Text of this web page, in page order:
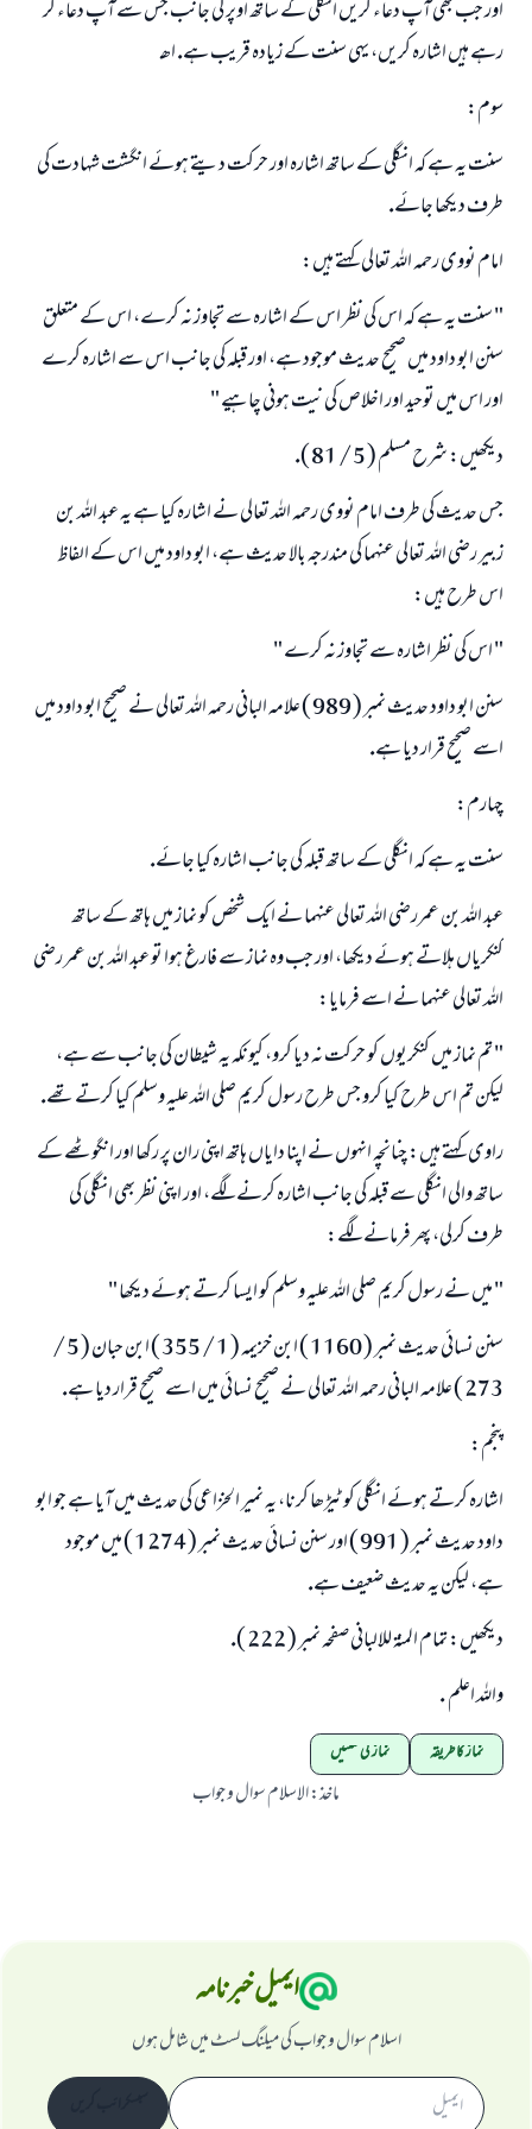
اور جب بھى آپ دعاء كريں انگلى كے ساتھ اوپر كى جانب جس سے آپ دعاء كر
رہے ہيں اشارہ كريں، يہى سنت كے زيادہ قريب ہے. اھـ
سوم:
سنت يہ ہے كہ انگلى كے ساتھ اشارہ اور حركت ديتے ہوئے انگشت شہادت كى
طرف ديكھا جائے.
امام نووى رحمہ اللہ تعالى كہتے ہيں:
" سنت يہ ہے كہ اس كى نظر اس كے اشارہ سے تجاوز نہ كرے، اس كے متعلق
سنن ابو داود ميں صحيح حديث موجود ہے، اور قبلہ كى جانب اس سے اشارہ كرے
اور اس ميں توحيد اور اخلاص كى نيت ہونى چاہيے "
ديكھيں: شرح مسلم ( 5 / 81 ).
جس حديث كى طرف امام نووى رحمہ اللہ تعالى نے اشارہ كيا ہے يہ عبد اللہ بن
زبير رضى اللہ تعالى عنہما كى مندرجہ بالا حديث ہے، ابو داود ميں اس كے الفاظ
اس طرح ہيں:
" اس كى نظر اشارہ سے تجاوز نہ كرے "
سنن ابو داود حديث نمبر ( 989 ) علامہ البانى رحمہ اللہ تعالى نے صحيح ابو داود ميں
اسے صحيح قرار ديا ہے.
چہارم:
سنت يہ ہے كہ انگلى كے ساتھ قبلہ كى جانب اشارہ كيا جائے.
عبد اللہ بن عمررضى اللہ تعالى عنہما نے ايك شخص كو نماز ميں ہاتھ كے ساتھ
كنكرياں ہلاتے ہوئے ديكھا، اور جب وہ نماز سے فارغ ہوا تو عبد اللہ بن عمر رضى
اللہ تعالى عنہما نے اسے فرمايا:
" تم نماز ميں كنكريوں كو حركت نہ ديا كرو، كيونكہ يہ شيطان كى جانب سے ہے،
ليكن تم اس طرح كيا كرو جس طرح رسول كريم صلى اللہ عليہ وسلم كيا كرتے تھے.
راوى كہتے ہيں: چنانچہ انہوں نے اپنا داياں ہاتھ اپنى ران پر ركھا اور انگوٹھے كے
ساتھ والى انگلى سے قبلہ كى جانب اشارہ كرنے لگے، اور اپنى نظر بھى انگلى كى
طرف كرلى، پھر فرمانے لگے:
" ميں نے رسول كريم صلى اللہ عليہ وسلم كو ايسا كرتے ہوئے ديكھا "
سنن نسائى حديث نمبر ( 1160 ) ابن خزيمہ ( 1 / 355 ) ابن حبان ( 5 /
273 ) علامہ البانى رحمہ اللہ تعالى نے صحيح نسائى ميں اسے صحيح قرار ديا ہے.
پنجم:
اشارہ كرتے ہوئے انگلى كو ٹيڑھا كرنا، يہ نمير الخزاعى كى حديث ميں آيا ہے جو ابو
داود حديث نمبر ( 991 ) اور سنن نسائى حديث نمبر ( 1274 ) ميں موجود
ہے، ليكن يہ حديث ضعيف ہے.
ديكھيں: تمام المنۃ للالبانى صفحہ نمبر ( 222 ).
واللہ اعلم .
نماز کا طریقہ نماز کی سنتیں
ماخذ:الاسلام سوال و جواب
ایمیل خبرنامہ
اسلام سوال و جواب کی میلنگ لسٹ میں شامل ہوں